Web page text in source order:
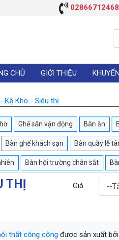
CHỦ GIỚI THIỆU
Kệ Kho - Siêu thị
Ghế sân vận động Bàn ăn
Bàn ghế khách sạn Bàn quầy lễ
Bàn hội trường chân sắt
THỊ Giá
thất công cộng được sản xuất